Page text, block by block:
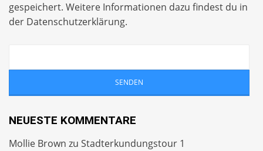
gespeichert. Weitere Informationen dazu findest du in
der Datenschutzerklärung.
NEUESTE KOMMENTARE
Mollie Brown zu Stadterkundungstour 1